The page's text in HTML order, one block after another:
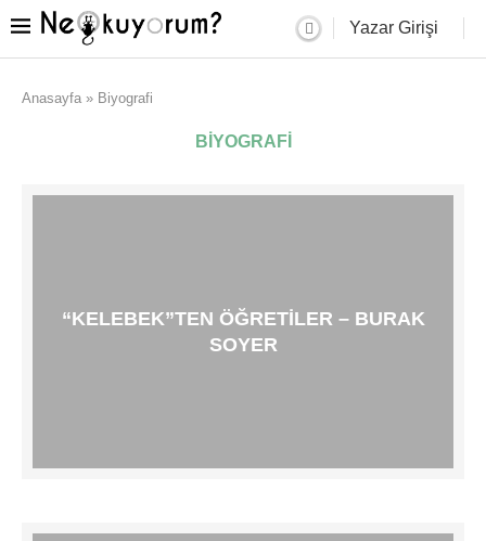
Yazar Girişi
Anasayfa » Biyografi
BIYOGRAFI
“KELEBEK”TEN ÖĞRETILER – BURAK
SOYER